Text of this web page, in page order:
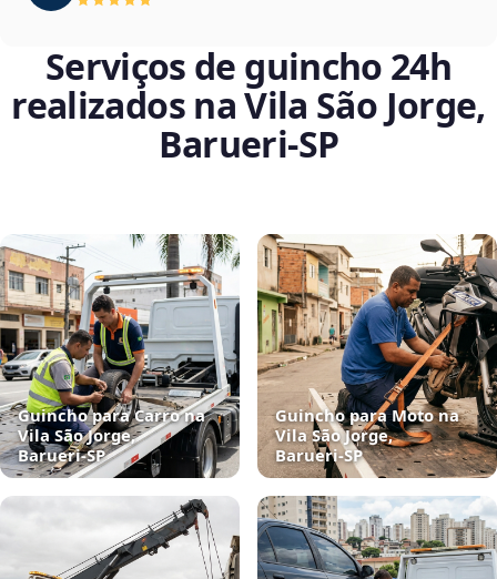
Serviços de guincho 24h
realizados na Vila São Jorge,
Barueri‑SP
Guincho para Carro na
Vila São Jorge,
Barueri‑SP
Guincho para Moto na
Vila São Jorge,
Barueri‑SP